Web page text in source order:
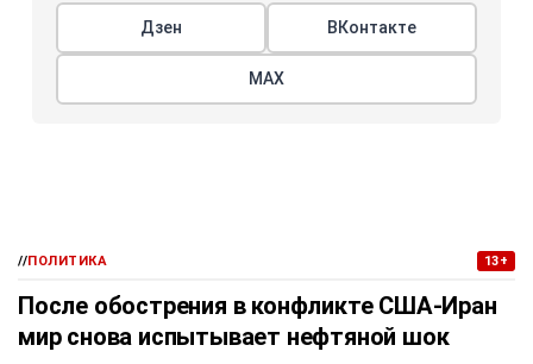
Дзен ВКонтакте
МАХ
//ПОЛИТИКА 13+
После обострения в конфликте США-Иран
мир снова испытывает нефтяной шок